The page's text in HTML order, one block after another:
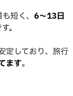
短く、 6〜13日
。
定しており、旅行
ます。